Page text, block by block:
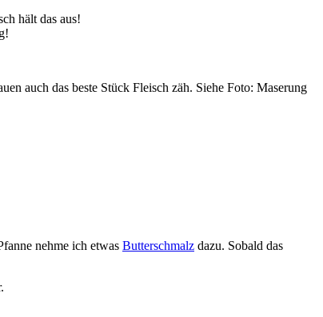
hält das aus!
auch das beste Stück Fleisch zäh. Siehe Foto: Maserung
nehme ich etwas Butterschmalz dazu. Sobald das